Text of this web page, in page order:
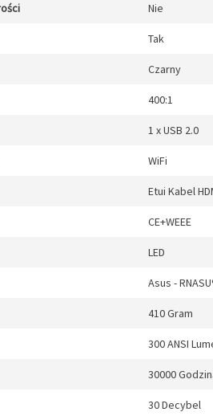
Nie
Tak
Czarny
400:1
1 x USB 2.0
WiFi
Etui Kabel
CE+WEEE
LED
Asus -
410 Gram
300 ANSI
30000
30 Decybel